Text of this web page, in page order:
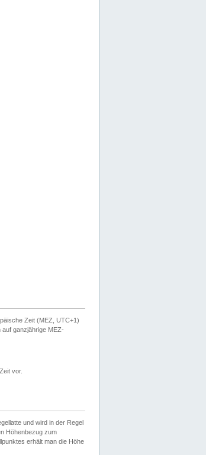
Zeit (MEZ, UTC+1)
ganzjährige MEZ-
vor.
und wird in der Regel
Höhenbezug zum
erhält man die Höhe